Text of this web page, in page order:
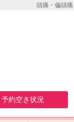
頭痛・偏頭
約空き状況